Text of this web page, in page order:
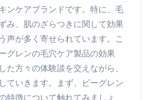
ンケアブランドです。特に、毛
み、肌のざらつきに関して効果
声が多く寄せられています。こ
グレンの毛穴ケア製品の効果
た方々の体験談を交えながら、
ていきます。まず、ビーグレン
特徴について触れてみましょ